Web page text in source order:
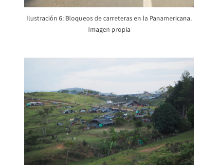
Ilustración 6: Bloqueos de carreteras en la Panamericana.
Imagen propia